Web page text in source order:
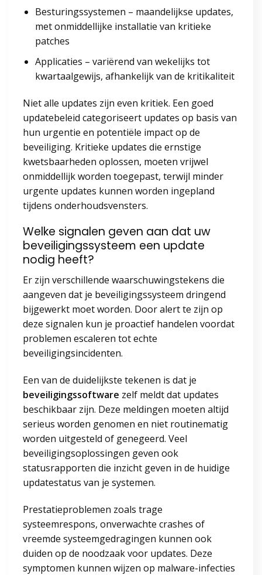
Besturingssystemen – maandelijkse updates,
met onmiddellijke installatie van kritieke
patches
Applicaties – variërend van wekelijks tot
kwartaalgewijs, afhankelijk van de kritikaliteit
Niet alle updates zijn even kritiek. Een goed
updatebeleid categoriseert updates op basis van
hun urgentie en potentiële impact op de
beveiliging. Kritieke updates die ernstige
kwetsbaarheden oplossen, moeten vrijwel
onmiddellijk worden toegepast, terwijl minder
urgente updates kunnen worden ingepland
tijdens onderhoudsvensters.
Welke signalen geven aan dat uw
beveiligingssysteem een update
nodig heeft?
Er zijn verschillende waarschuwingstekens die
aangeven dat je beveiligingssysteem dringend
bijgewerkt moet worden. Door alert te zijn op
deze signalen kun je proactief handelen voordat
problemen escaleren tot echte
beveiligingsincidenten.
Een van de duidelijkste tekenen is dat je
beveiligingssoftware zelf meldt dat updates
beschikbaar zijn. Deze meldingen moeten altijd
serieus worden genomen en niet routinematig
worden uitgesteld of genegeerd. Veel
beveiligingsoplossingen geven ook
statusrapporten die inzicht geven in de huidige
updatestatus van je systemen.
Prestatieproblemen zoals trage
systeemrespons, onverwachte crashes of
vreemde systeemgedragingen kunnen ook
duiden op de noodzaak voor updates. Deze
symptomen kunnen wijzen op malware-infecties